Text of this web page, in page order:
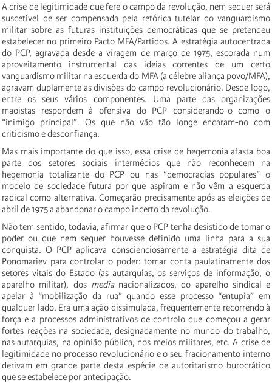
A crise de legitimidade que fere o campo da revolução, nem sequer será
suscetível de ser compensada pela retórica tutelar do vanguardismo
militar sobre as futuras instituições democráticas que se pretendeu
estabelecer no primeiro Pacto MFA/Partidos. A estratégia autocentrada
do PCP, agravada desde a viragem de março de 1975, escorada num
aproveitamento instrumental das ideias correntes de um certo
vanguardismo militar na esquerda do MFA (a célebre aliança povo/MFA),
agravam duplamente as divisões do campo revolucionário. Desde logo,
entre os seus vários componentes. Uma parte das organizações
maoistas respondem à ofensiva do PCP considerando-o como o
“inimigo principal”. Os que não vão tão longe encaram-no com
criticismo e desconfiança.
Mas mais importante do que isso, essa crise de hegemonia afasta boa
parte dos setores sociais intermédios que não reconhecem na
hegemonia totalizante do PCP ou nas “democracias populares” o
modelo de sociedade futura por que aspiram e não vêm a esquerda
radical como alternativa. Começarão precisamente após as eleições de
abril de 1975 a abandonar o campo incerto da revolução.
Não tem sentido, todavia, afirmar que o PCP tenha desistido de tomar o
poder ou que nem sequer houvesse definido uma linha para a sua
conquista. O PCP aplicava conscienciosamente a estratégia dita de
Ponomariev para controlar o poder: tomar conta paulatinamente dos
setores vitais do Estado (as autarquias, os serviços de informação, o
aparelho militar), dos medianacionalizados, do aparelho sindical e
apelar à “mobilização da rua” quando esse processo “entupia” em
qualquer lado. Era uma ação dissimulada, frequentemente recorrendo à
força e a processos administrativos de controlo que começou a gerar
fortes reações na sociedade, designadamente no mundo do trabalho,
nas autarquias, na opinião pública, nos meios militares, etc. A crise de
legitimidade no processo revolucionário e o seu fracionamento interno
derivam em grande parte desta espécie de autoritarismo burocrático
que se estabelece por antecipação.